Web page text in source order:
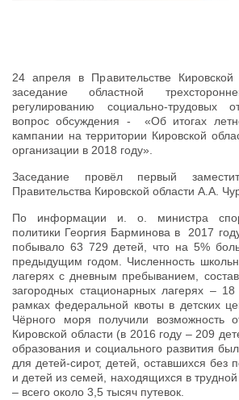
24 апреля в Правительстве Кировской
заседание областной
регулированию социально-трудовых
вопрос обсуждения - «Об итогах
кампании на территории Кировской
организации в 2018 году».
Заседание провёл первый
Правительства Кировской области А.А.
По информации и. о. министра
политики Георгия Барминова в 2017
побывало 63 729 детей, что на 5%
предыдущим годом. Численность
лагерях с дневным пребыванием,
загородных стационарных лагерях –
рамках федеральной квоты в детских
Чёрного моря получили возможность
Кировской области (в 2016 году – 209
образования и социального развития
для детей-сирот, детей, оставшихся без
и детей из семей, находящихся в
– всего около 3,5 тысяч путевок.